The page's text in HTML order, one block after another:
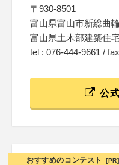
〒930-8501
富山県富山市新総曲
富山県土木部建築住
tel : 076-444-9661 /
公
おすすめのコンテスト [PR]